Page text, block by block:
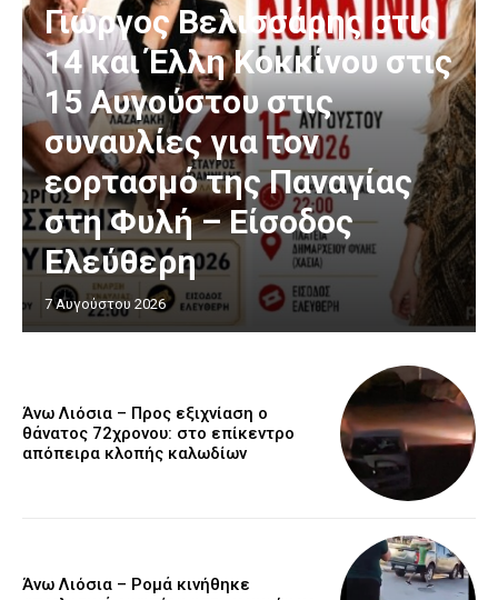
Γιώργος Βελισσάρης στις
14 και Έλλη Κοκκίνου στις
15 Αυγούστου στις
συναυλίες για τον
εορτασμό της Παναγίας
στη Φυλή – Είσοδος
Ελεύθερη
7 Αυγούστου 2026
Άνω Λιόσια – Προς εξιχνίαση ο
θάνατος 72χρονου: στο επίκεντρο
απόπειρα κλοπής καλωδίων
Άνω Λιόσια – Ρομά κινήθηκε